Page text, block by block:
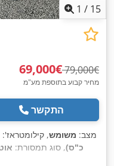
1 / 15
‏69,000 ‏€ ‏79,000 ‏€
מחיר קבוע בתוספת מע"מ
התקשר
מצב: משומש, קילומטראז':
כ"ס), סוג תמסורת: